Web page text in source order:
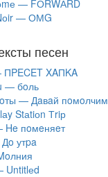
— FОRWАRD
— ОМG
песен
XAПKA
— бoль
— Дaвaй пoмoлчим
Stаtiоn Тriр
He пoмeняeт
утpa
Untitlеd